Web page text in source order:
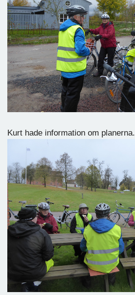
Kurt hade information om planerna.